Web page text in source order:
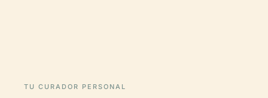
TU CURADOR PERSONAL